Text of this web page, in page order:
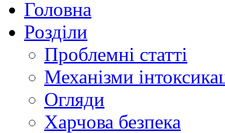
Головна
Розділи
Проблемні статті
Механізми
Огляди
Харчова безпека